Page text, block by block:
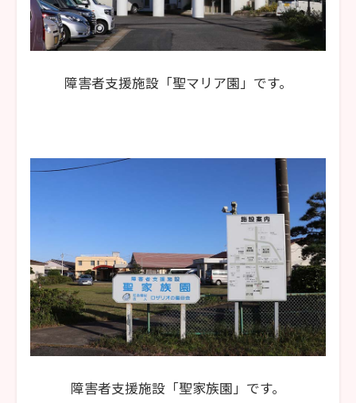
障害者支援施設「聖マリア園」です。
障害者支援施設「聖家族園」です。